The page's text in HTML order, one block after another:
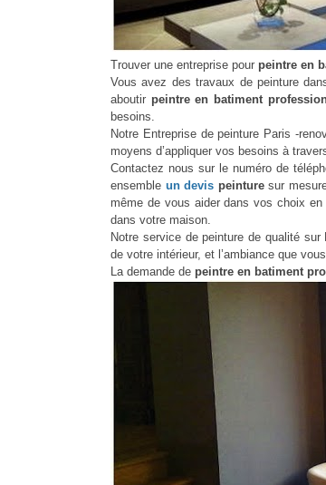
Trouver une entreprise pour peintre en
Vous avez des travaux de peinture
aboutir peintre en batiment
besoins.
Notre Entreprise de peinture Paris -
moyens d’appliquer vos besoins à
Contactez nous sur le numéro de
ensemble un devis peinturesur
même de vous aider dans vos choix
dans votre maison.
Notre service de peinture de qualité
de votre intérieur, et l’ambiance que
La demande de peintre en batiment